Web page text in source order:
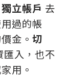
立帳戶 去
過的帳
金。 切
匯入，也不
用。